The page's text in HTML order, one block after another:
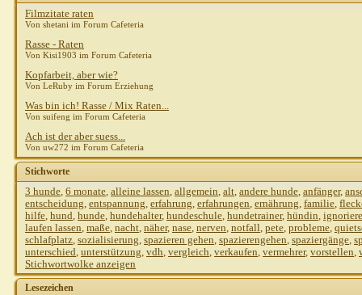
Filmzitate raten
Von shetani im Forum Cafeteria
Rasse - Raten
Von Kisi1903 im Forum Cafeteria
Kopfarbeit, aber wie?
Von LeRuby im Forum Erziehung
Was bin ich! Rasse / Mix Raten...
Von suifeng im Forum Cafeteria
Ach ist der aber suess...
Von uw272 im Forum Cafeteria
Stichworte
3 hunde, 6 monate, alleine lassen, allgemein, alt, andere hunde, anfänger,
entscheidung, entspannung, erfahrung, erfahrungen, ernährung, familie,
hilfe, hund, hunde, hundehalter, hundeschule, hundetrainer, hündin,
laufen lassen, maße, nacht, näher, nase, nerven, notfall, pete, probleme,
schlafplatz, sozialisierung, spazieren gehen, spazierengehen, spaziergänge,
unterschied, unterstützung, vdh, vergleich, verkaufen, vermehrer, vorstellen,
Stichwortwolke anzeigen
Lesezeichen